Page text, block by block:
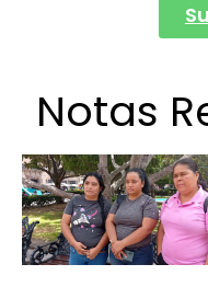
Notas